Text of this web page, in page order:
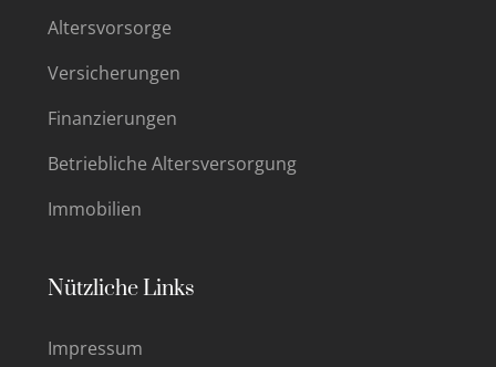
Altersvorsorge
Versicherungen
Finanzierungen
Betriebliche Altersversorgung
Immobilien
Nützliche Links
Impressum